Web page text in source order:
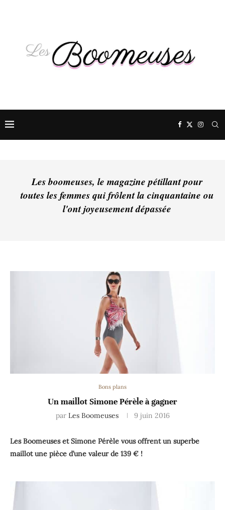
Les boomeuses, le magazine pétillant pour
toutes les femmes qui frôlent la cinquantaine ou
l'ont joyeusement dépassée
Bons plans
Un maillot Simone Pérèle à gagner
par Les Boomeuses 9 juin 2016
Les Boomeuses et Simone Pérèle vous offrent un superbe
maillot une pièce d’une valeur de 139 € !